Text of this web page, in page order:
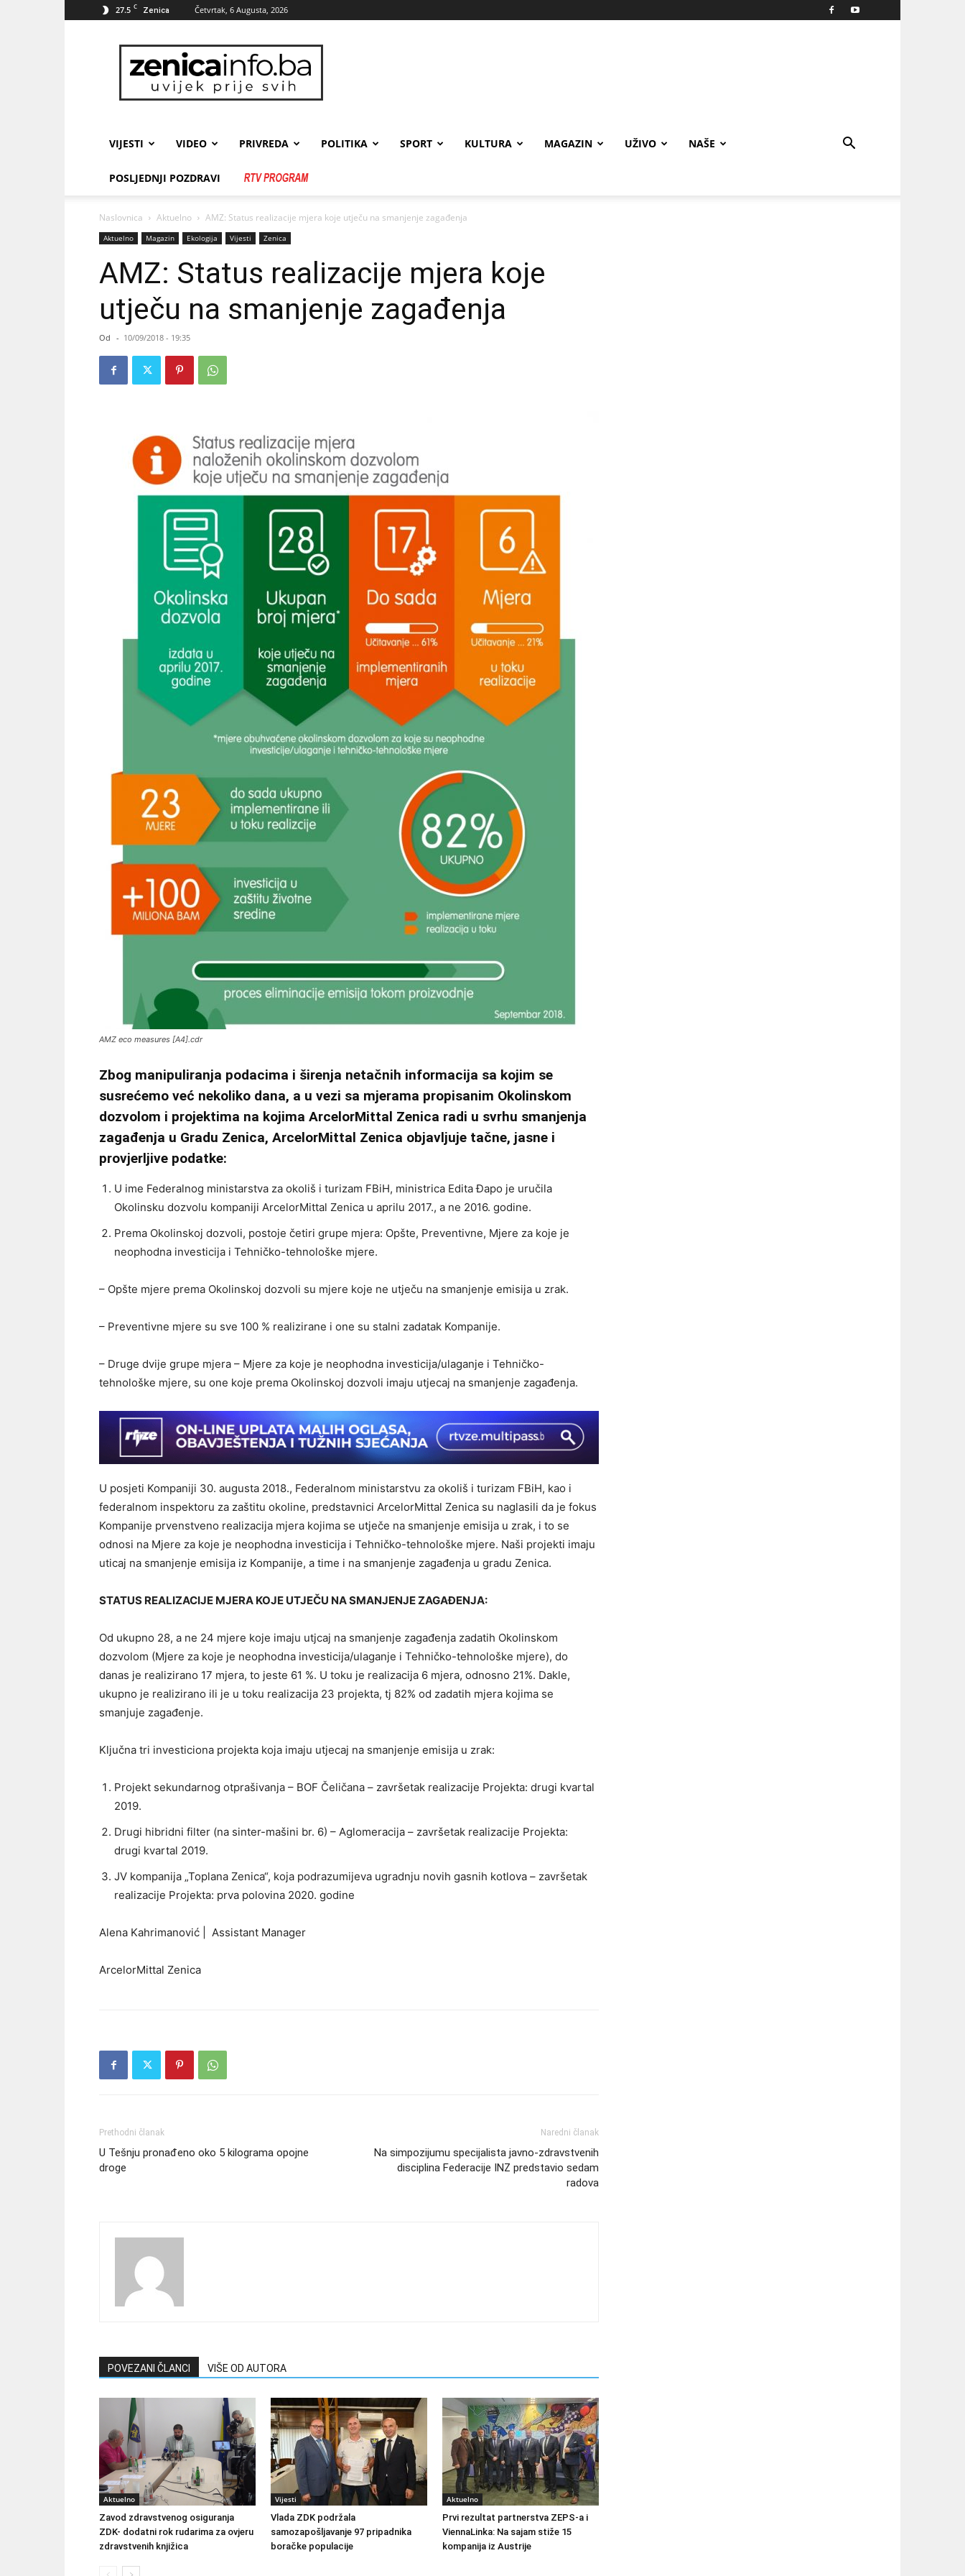
27.5 C Zenica Četvrtak, 6 Augusta, 2026
zenicainfo.ba
VIJESTI VIDEO PRIVREDA POLITIKA SPORT KULTURA MAGAZIN UŽIVO NAŠE
POSLJEDNJI POZDRAVI
Naslovnica Aktuelno AMZ: Status realizacije mjera koje utječu na smanjenje zagađenja
Aktuelno Magazin Ekologija Vijesti Zenica
AMZ: Status realizacije mjera koje
utječu na smanjenje zagađenja
Od - 10/09/2018 - 19:35
AMZ eco measures [A4].cdr
Zbog manipuliranja podacima i širenja netačnih informacija sa kojim se
susrećemo već nekoliko dana, a u vezi sa mjerama propisanim Okolinskom
dozvolom i projektima na kojima ArcelorMittal Zenica radi u svrhu smanjenja
zagađenja u Gradu Zenica, ArcelorMittal Zenica objavljuje tačne, jasne i
provjerljive podatke:
U ime Federalnog ministarstva za okoliš i turizam FBiH, ministrica Edita Đapo je uručila
Okolinsku dozvolu kompaniji ArcelorMittal Zenica u aprilu 2017., a ne 2016. godine.
Prema Okolinskoj dozvoli, postoje četiri grupe mjera: Opšte, Preventivne, Mjere za koje je
neophodna investicija i Tehničko-tehnološke mjere.
– Opšte mjere prema Okolinskoj dozvoli su mjere koje ne utječu na smanjenje emisija u zrak.
– Preventivne mjere su sve 100 % realizirane i one su stalni zadatak Kompanije.
– Druge dvije grupe mjera – Mjere za koje je neophodna investicija/ulaganje i Tehničko-
tehnološke mjere, su one koje prema Okolinskoj dozvoli imaju utjecaj na smanjenje zagađenja.
U posjeti Kompaniji 30. augusta 2018., Federalnom ministarstvu za okoliš i turizam FBiH, kao i
federalnom inspektoru za zaštitu okoline, predstavnici ArcelorMittal Zenica su naglasili da je fokus
Kompanije prvenstveno realizacija mjera kojima se utječe na smanjenje emisija u zrak, i to se
odnosi na Mjere za koje je neophodna investicija i Tehničko-tehnološke mjere. Naši projekti imaju
uticaj na smanjenje emisija iz Kompanije, a time i na smanjenje zagađenja u gradu Zenica.
STATUS REALIZACIJE MJERA KOJE UTJEČU NA SMANJENJE ZAGAĐENJA:
Od ukupno 28, a ne 24 mjere koje imaju utjcaj na smanjenje zagađenja zadatih Okolinskom
dozvolom (Mjere za koje je neophodna investicija/ulaganje i Tehničko-tehnološke mjere), do
danas je realizirano 17 mjera, to jeste 61 %. U toku je realizacija 6 mjera, odnosno 21%. Dakle,
ukupno je realizirano ili je u toku realizacija 23 projekta, tj 82% od zadatih mjera kojima se
smanjuje zagađenje.
Ključna tri investiciona projekta koja imaju utjecaj na smanjenje emisija u zrak:
Projekt sekundarnog otprašivanja – BOF Čeličana – završetak realizacije Projekta: drugi kvartal
2019.
Drugi hibridni filter (na sinter-mašini br. 6) – Aglomeracija – završetak realizacije Projekta:
drugi kvartal 2019.
JV kompanija „Toplana Zenica“, koja podrazumijeva ugradnju novih gasnih kotlova – završetak
realizacije Projekta: prva polovina 2020. godine
Alena Kahrimanović | Assistant Manager
ArcelorMittal Zenica
Prethodni članak
U Tešnju pronađeno oko 5 kilograma opojne
droge
Naredni članak
Na simpozijumu specijalista javno-zdravstvenih
disciplina Federacije INZ predstavio sedam
radova
POVEZANI ČLANCI VIŠE OD AUTORA
Aktuelno
Zavod zdravstvenog osiguranja
ZDK- dodatni rok rudarima za ovjeru
zdravstvenih knjižica
Vijesti
Vlada ZDK podržala
samozapošljavanje 97 pripadnika
boračke populacije
Aktuelno
Prvi rezultat partnerstva ZEPS-a i
ViennaLinka: Na sajam stiže 15
kompanija iz Austrije